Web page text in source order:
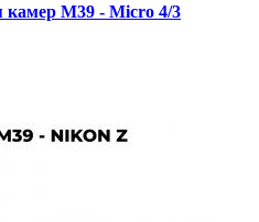
камер M39 - Micro 4/3